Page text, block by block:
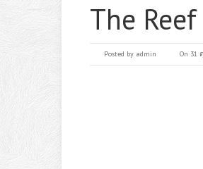
The
Posted by admin On 31